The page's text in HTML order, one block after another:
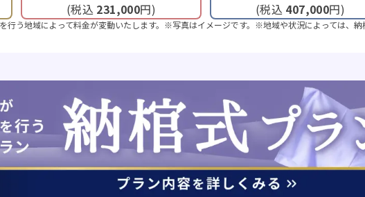
(税込 231,000円)
(税込 407,000円)
う地域によって料金が変動いたします。※写真はイメージです。※地域や状況によっては、納